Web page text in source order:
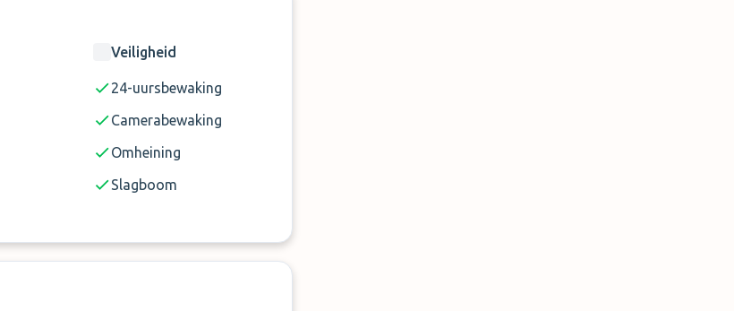
Veiligheid
24-uursbewaking
Camerabewaking
Omheining
Slagboom